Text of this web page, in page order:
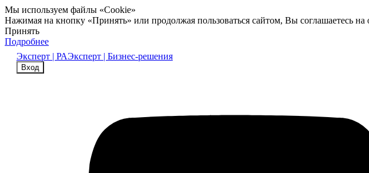
Мы используем файлы «Cookie»
Нажимая на кнопку «Принять» или продолжая пользоваться сайтом, Вы соглашаетесь
Принять
Подробнее
Эксперт | РАЭксперт | Бизнес-решения
Вход